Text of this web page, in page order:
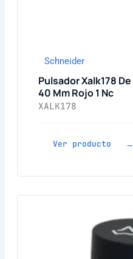
Schneider
Pulsador Xalk178
40 Mm Rojo 1 Nc
XALK178
Ver producto →